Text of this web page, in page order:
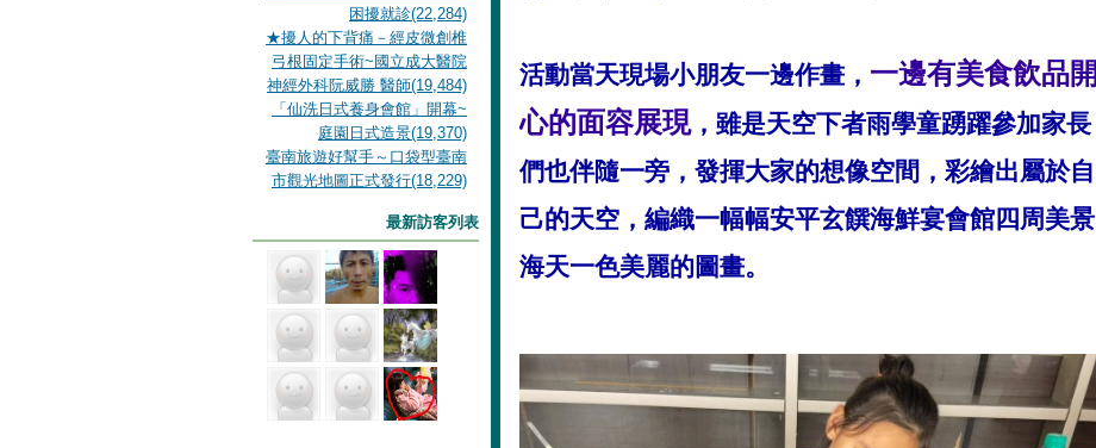
活動當天現場小朋友一邊作畫， 一邊有美食飲品開
心的面容展現，雖是天空下者雨學童踴躍參加家長
們也伴隨一旁，發揮大家的想像空間，彩繪出屬於自
己的天空，編織一幅幅安平玄饌海鮮宴會館四周美景
海天一色美麗的圖畫。
困擾就診(22,284)
★擾人的下背痛－經皮微創椎
弓根固定手術~國立成大醫院
神經外科阮威勝 醫師(19,484)
「仙洗日式養身會館」開幕~
庭園日式造景(19,370)
臺南旅遊好幫手～口袋型臺南
市觀光地圖正式發行(18,229)
最新訪客列表